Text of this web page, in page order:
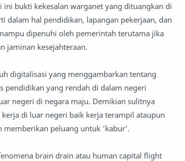
bukti kekesalan warganet yang dituangkan di
dalam hal pendidikan, lapangan pekerjaan, dan
dipenuhi oleh pemerintah terutama jika
jaminan kesejahteraan.
digitalisasi yang menggambarkan tentang
pendidikan yang rendah di dalam negeri
negeri di negara maju. Demikian sulitnya
di luar negeri baik kerja terampil ataupun
peluang untuk ‘kabur’.
brain drain atau human capital flight